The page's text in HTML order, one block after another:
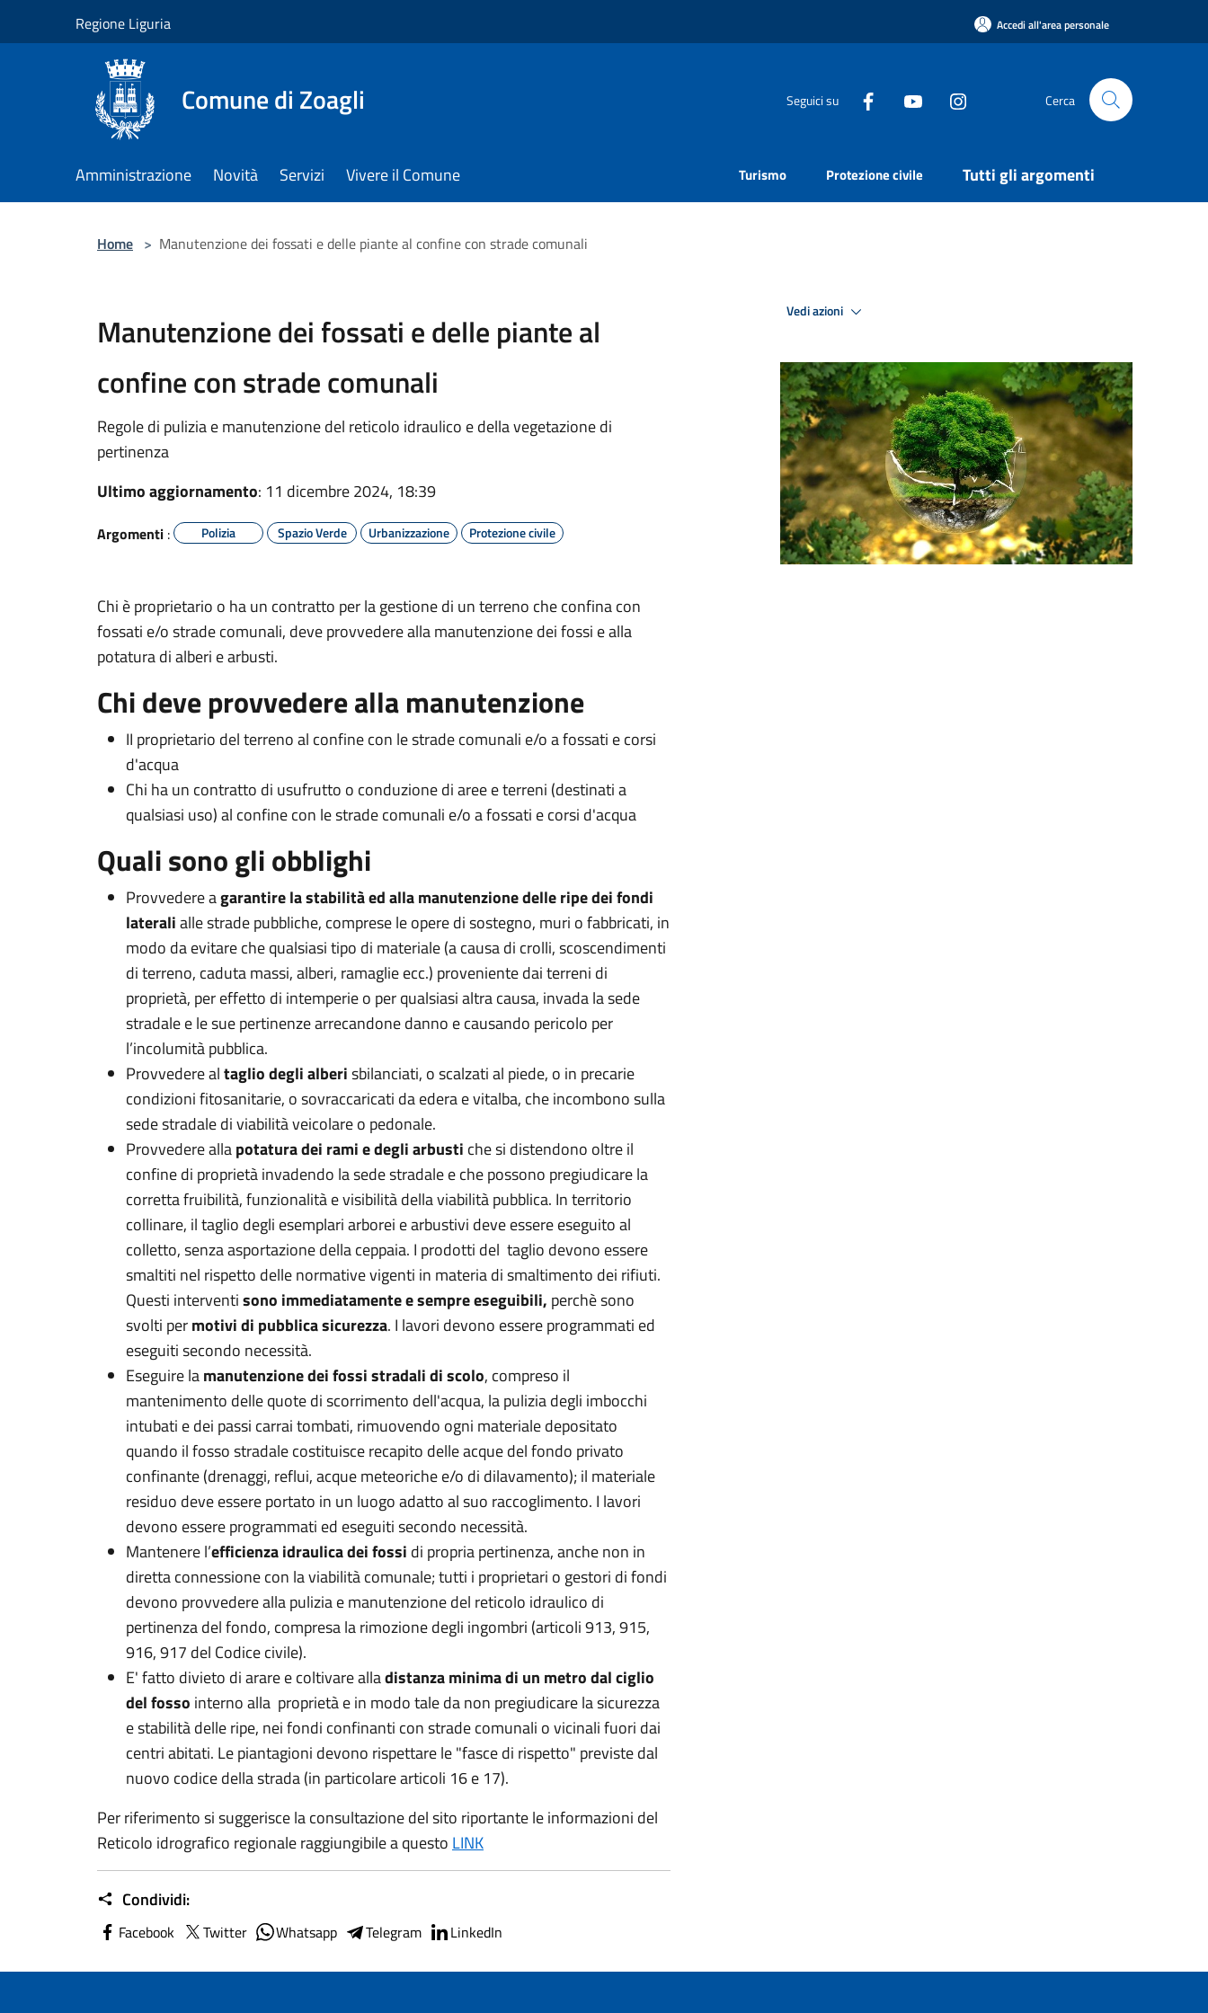
Regione Liguria Accedi all'area personale
Comune di Zoagli Seguici su Cerca
Amministrazione Novità Servizi Vivere il Comune Turismo Protezione civile Tutti gli argomenti
Home > Manutenzione dei fossati e delle piante al confine con strade comunali
Manutenzione dei fossati e delle piante al
confine con strade comunali
Regole di pulizia e manutenzione del reticolo idraulico e della vegetazione di
pertinenza
Ultimo aggiornamento: 11 dicembre 2024, 18:39
Argomenti : Polizia Spazio Verde Urbanizzazione Protezione civile
Chi è proprietario o ha un contratto per la gestione di un terreno che confina con
fossati e/o strade comunali, deve provvedere alla manutenzione dei fossi e alla
potatura di alberi e arbusti.
Chi deve provvedere alla manutenzione
II proprietario del terreno al confine con le strade comunali e/o a fossati e corsi
d'acqua
Chi ha un contratto di usufrutto o conduzione di aree e terreni (destinati a
qualsiasi uso) al confine con le strade comunali e/o a fossati e corsi d'acqua
Quali sono gli obblighi
Provvedere agarantire la stabilità ed alla manutenzione delle ripe dei fondi
lateralialle strade pubbliche, comprese le opere di sostegno, muri o fabbricati, in
modo da evitare che qualsiasi tipo di materiale (a causa di crolli, scoscendimenti
di terreno, caduta massi, alberi, ramaglie ecc.) proveniente dai terreni di
proprietà, per effetto di intemperie o per qualsiasi altra causa, invada la sede
stradale e le sue pertinenze arrecandone danno e causando pericolo per
l’incolumità pubblica.
Provvedere altaglio degli alberisbilanciati, o scalzati al piede, o in precarie
condizioni fitosanitarie, o sovraccaricati da edera e vitalba, che incombono sulla
sede stradale di viabilità veicolare o pedonale.
Provvedere allapotatura dei rami e degli arbusti che si distendono oltre il
confine di proprietà invadendo la sede stradale e che possono pregiudicare la
corretta fruibilità, funzionalità e visibilità della viabilità pubblica. In territorio
collinare, il taglio degli esemplari arborei e arbustivi deve essere eseguito al
colletto, senza asportazione della ceppaia. I prodotti del taglio devono essere
smaltiti nel rispetto delle normative vigenti in materia di smaltimento dei rifiuti.
Questi interventisono immediatamente e sempre eseguibili, perchè sono
svolti permotivi di pubblica sicurezza. I lavori devono essere programmati ed
eseguiti secondo necessità.
Eseguire lamanutenzione dei fossi stradali di scolo, compreso il
mantenimento delle quote di scorrimento dell'acqua, la pulizia degli imbocchi
intubati e dei passi carrai tombati, rimuovendo ogni materiale depositato
quando il fosso stradale costituisce recapito delle acque del fondo privato
confinante (drenaggi, reflui, acque meteoriche e/o di dilavamento); il materiale
residuo deve essere portato in un luogo adatto al suo raccoglimento. I lavori
devono essere programmati ed eseguitisecondo necessità.
Mantenere l’efficienza idraulica dei fossi di propria pertinenza, anche non in
diretta connessione con la viabilità comunale; tutti i proprietari o gestori di fondi
devono provvedere alla pulizia e manutenzione del reticolo idraulico di
pertinenza del fondo, compresa la rimozione degli ingombri (articoli 913, 915,
916, 917 del Codice civile).
E' fatto divieto di arare e coltivare alladistanza minima di un metro dal ciglio
del fosso interno alla proprietà e in modo tale da non pregiudicare la sicurezza
e stabilità delle ripe, nei fondi confinanti con strade comunali o vicinali fuori dai
centri abitati. Le piantagioni devono rispettare le "fasce di rispetto" previste dal
nuovo codice della strada (in particolare articoli 16 e 17).
Per riferimento si suggerisce la consultazione del sito riportante le informazioni del
Reticolo idrografico regionale raggiungibile a questo LINK
Condividi:
Facebook Twitter Whatsapp Telegram LinkedIn
Vedi azioni